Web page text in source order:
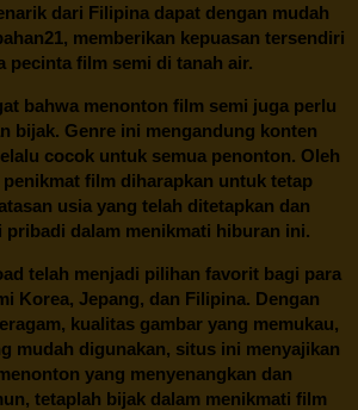
dari Filipina dapat dengan mudah
, memberikan kepuasan tersendiri
pecinta film semi di tanah air.
bahwa menonton film semi juga perlu
bijak. Genre ini mengandung konten
cocok untuk semua penonton. Oleh
penikmat film diharapkan untuk tetap
usia yang telah ditetapkan dan
pribadi dalam menikmati hiburan ini.
telah menjadi pilihan favorit bagi para
Korea, Jepang, dan Filipina. Dengan
kualitas gambar yang memukau,
mudah digunakan, situs ini menyajikan
yang menyenangkan dan
tetaplah bijak dalam menikmati film